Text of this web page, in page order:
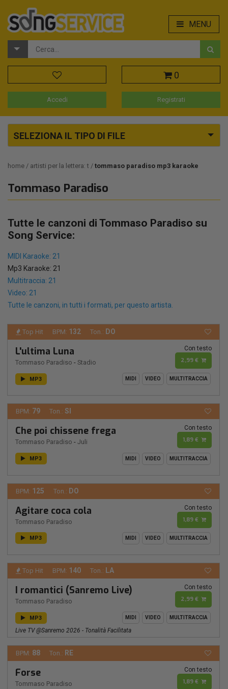
MENU
0
Accedi Registrati
SELEZIONA IL TIPO DI FILE
home artisti per la lettera: t tommaso paradiso mp3 karaoke
Tommaso Paradiso
Tutte le canzoni di Tommaso Paradiso su
Song Service:
MIDI Karaoke: 21
Mp3 Karaoke: 21
Multitraccia: 21
Video: 21
Tutte le canzoni, in tutti i formati, per questo artista.
Top Hit BPM: 132 Ton.: DO
L'ultima Luna
Tommaso Paradiso - Stadio
Con testo
2,99 €
MP3 MIDI VIDEO MULTITRACCIA
BPM: 79 Ton.: SI
Che poi chissene frega
Tommaso Paradiso - Juli
Con testo
1,89 €
MP3 MIDI VIDEO MULTITRACCIA
BPM: 125 Ton.: DO
Agitare coca cola
Tommaso Paradiso
Con testo
1,89 €
MP3 MIDI VIDEO MULTITRACCIA
Top Hit BPM: 140 Ton.: LA
I romantici (Sanremo Live)
Tommaso Paradiso
Con testo
2,99 €
MP3 MIDI VIDEO MULTITRACCIA
Live TV @Sanremo 2026 - Tonalità Facilitata
BPM: 88 Ton.: RE
Forse
Tommaso Paradiso
Con testo
1,89 €